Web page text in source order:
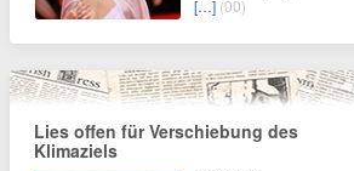
[…] (00)
Lies offen für Verschiebung des
Klimaziels